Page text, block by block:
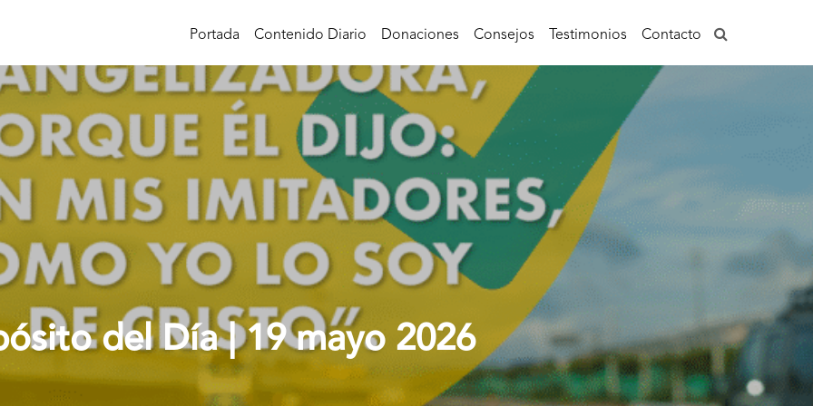
Portada Contenido Diario Donaciones Consejos Testimonios Contacto
del Día | 19 mayo 2026